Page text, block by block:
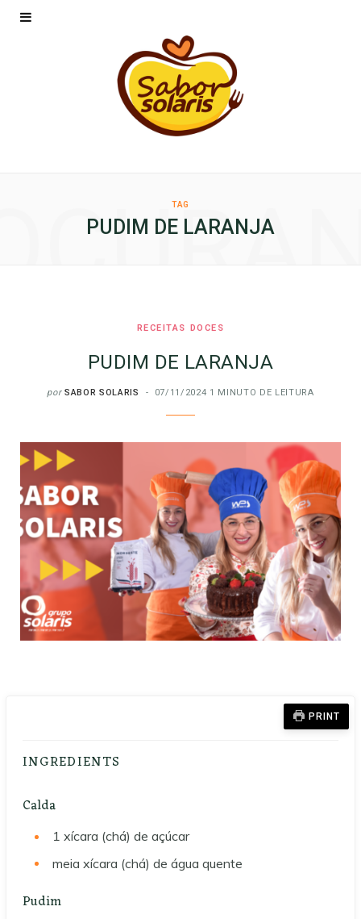
TAG
PUDIM DE LARANJA
RECEITAS DOCES
PUDIM DE LARANJA
por SABOR SOLARIS 07/11/2024 1 MINUTO DE LEITURA
PRINT
INGREDIENTS
Calda
1 xícara (chá) de açúcar
meia xícara (chá) de água quente
Pudim